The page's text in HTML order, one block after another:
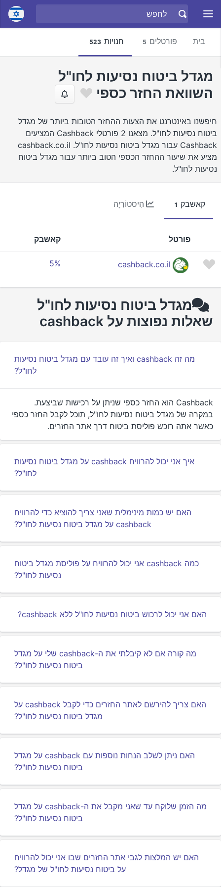
בית פורטלים 5 חנויות 523
מגדל ביטוח נסיעות לחו"ל
השוואת החזר כספי
חיפשנו באינטרנט את הצעות ההחזר הטובות ביותר של מגדל
ביטוח נסיעות לחו"ל. מצאנו 2 פורטלי Cashback המציעים
Cashback עבור מגדל ביטוח נסיעות לחו"ל. cashback.co.il
מציע את שיעור ההחזר הכספי הטוב ביותר עבור מגדל ביטוח
נסיעות לחו"ל.
קאשבק 1 הִיסטוֹרִיָה
פורטל קאשבק
cashback.co.il
5%
מגדל ביטוח נסיעות לחו"ל
שאלות נפוצות על cashback
מה זה cashback ואיך זה עובד עם מגדל ביטוח נסיעות
לחו"ל?
Cashback הוא החזר כספי שניתן על רכישות שביצעת.
במקרה של מגדל ביטוח נסיעות לחו"ל, תוכל לקבל החזר כספי
כאשר אתה רוכש פוליסת ביטוח דרך אתר החזרים.
איך אני יכול להרוויח cashback על מגדל ביטוח נסיעות
לחו"ל?
האם יש כמות מינימלית שאני צריך להוציא כדי להרוויח
cashback על מגדל ביטוח נסיעות לחו"ל?
כמה cashback אני יכול להרוויח על פוליסת מגדל ביטוח
נסיעות לחו"ל?
האם אני יכול לרכוש ביטוח נסיעות לחו"ל ללא cashback?
מה קורה אם לא קיבלתי את ה-cashback שלי על מגדל
ביטוח נסיעות לחו"ל?
האם צריך להירשם לאתר החזרים כדי לקבל cashback על
מגדל ביטוח נסיעות לחו"ל?
האם ניתן לשלב הנחות נוספות עם cashback על מגדל
ביטוח נסיעות לחו"ל?
מה הזמן שלוקח עד שאני מקבל את ה-cashback על מגדל
ביטוח נסיעות לחו"ל?
האם יש המלצות לגבי אתר החזרים שבו אני יכול להרוויח
על ביטוח נסיעות לחו"ל של מגדל?